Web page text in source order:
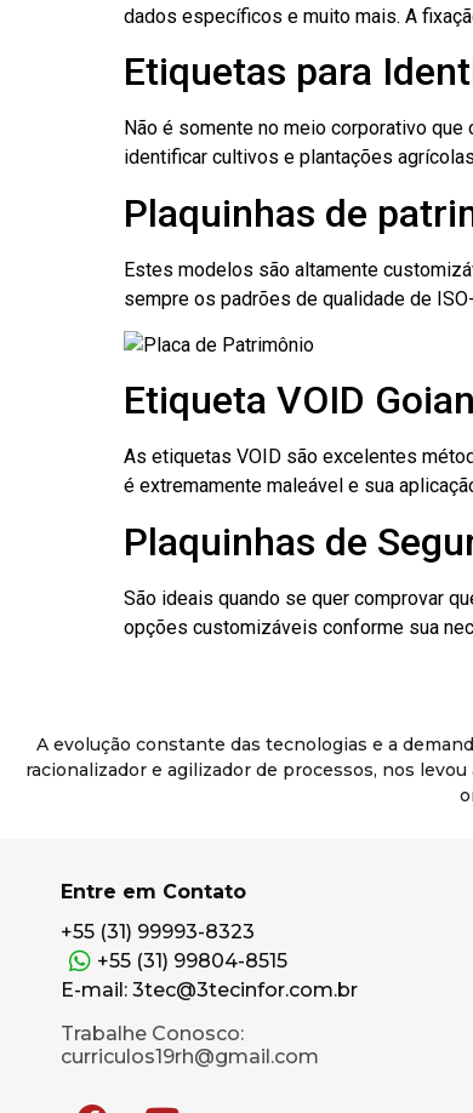
dados específicos e muito mais. A
Etiquetas para
Não é somente no meio corporativo
identificar cultivos e plantações
Plaquinhas de
Estes modelos são altamente
sempre os padrões de qualidade de
Etiqueta VOID
As etiquetas VOID são excelentes
é extremamente maleável e sua
Plaquinhas de
São ideais quando se quer comprovar
opções customizáveis conforme sua
A evolução constante das tecnologias e a
racionalizador e agilizador de processos, nos
Entre em Contato
+55 (31) 99993-8323
+55 (31) 99804-8515
E-mail: 3tec@3tecinfor.com.br
Trabalhe Conosco:
curriculos19rh@gmail.com